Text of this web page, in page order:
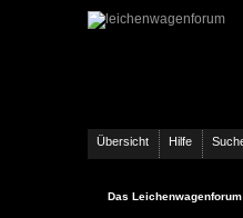
Übersicht Hilfe
Das Leichenwagenforum